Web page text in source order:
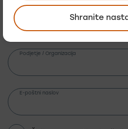
Podjetje / Organizacija
E-poštni naslov
Shranite